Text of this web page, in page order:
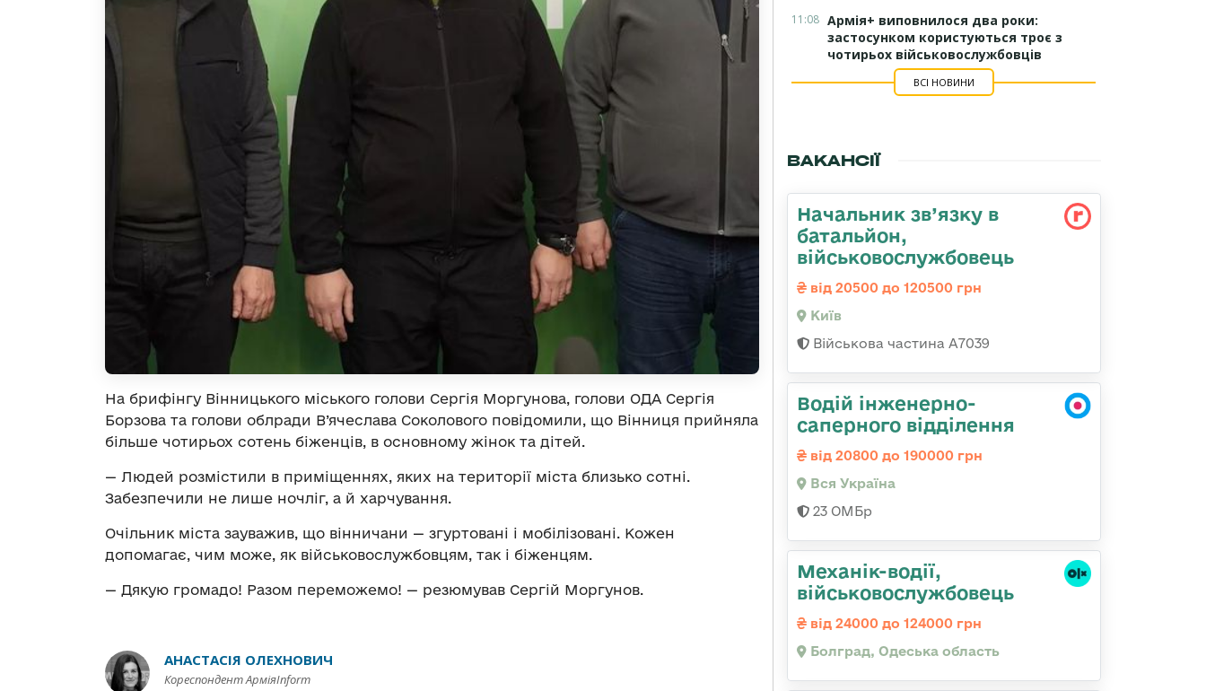
На брифінгу Вінницького міського голови Сергія Моргунова, голови ОДА Сергія
Борзова та голови облради В’ячеслава Соколового повідомили, що Вінниця прийняла
більше чотирьох сотень біженців, в основному жінок та дітей.
— Людей розмістили в приміщеннях, яких на території міста близько сотні.
Забезпечили не лише ночліг, а й харчування.
Очільник міста зауважив, що вінничани — згуртовані і мобілізовані. Кожен
допомагає, чим може, як військовослужбовцям, так і біженцям.
— Дякую громадо! Разом переможемо! — резюмував Сергій Моргунов.
АНАСТАСІЯ ОЛЕХНОВИЧ
Кореспондент АрміяInform
11:08 Армія+ виповнилося два роки:
застосунком користуються троє з
чотирьох військовослужбовців
ВСІ НОВИНИ
ВАКАНСІЇ
Начальник зв’язку в
батальйон,
військовослужбовець
від 20500 до 120500 грн
Київ
Військова частина А7039
Водій інженерно-
саперного відділення
від 20800 до 190000 грн
Вся Україна
23 ОМБр
Механік-водії,
військовослужбовець
від 24000 до 124000 грн
Болград, Одеська область